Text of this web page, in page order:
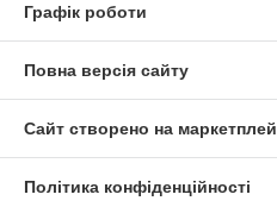
Графік роботи
Повна версія сайту
Сайт створено на
Політика конфіденційності